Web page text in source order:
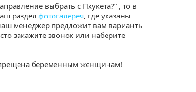
выбрать с Пхукета?” , то в
раздел фотогалерея, где указаны
менеджер предложит вам варианты
закажите звонок или наберите
беременным женщинам!